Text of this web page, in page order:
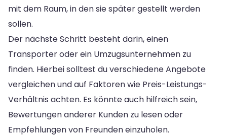
mit dem Raum, in den sie später gestellt werden
sollen.
Der nächste Schritt besteht darin, einen
Transporter oder ein Umzugsunternehmen zu
finden. Hierbei solltest du verschiedene Angebote
vergleichen und auf Faktoren wie Preis-Leistungs-
Verhältnis achten. Es könnte auch hilfreich sein,
Bewertungen anderer Kunden zu lesen oder
Empfehlungen von Freunden einzuholen.